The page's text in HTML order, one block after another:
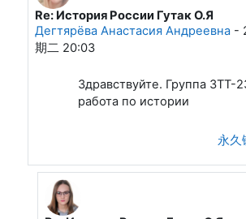
回复Уткина Анастасия Викторовна
Re: История России Гутак О.Я
Дегтярёва Анастасия Андреевна-
期二 20:03
Здравствуйте. Группа ЗТТ-
работа по истории
永久